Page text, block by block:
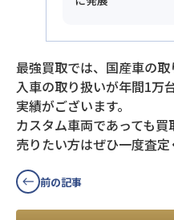
最強買取では、国産車の
入車の取り扱いが年間1万
実績がございます。
カスタム車両であっても
売りたい方はぜひ一度査定
前の記事